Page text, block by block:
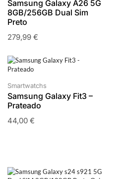
Samsung Galaxy A26 5G
8GB/256GB Dual Sim
Preto
279,99 €
Smartwatchs
Samsung Galaxy Fit3 –
Prateado
44,00 €